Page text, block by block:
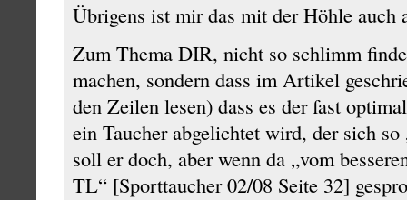
Übrigens ist mir das mit der Höhle auch
Zum Thema DIR, nicht so schlimm
machen, sondern dass im Artikel
den Zeilen lesen) dass es der fast
ein Taucher abgelichtet wird, der sich
soll er doch, aber wenn da „vom
TL“ [Sporttaucher 02/08 Seite 32]